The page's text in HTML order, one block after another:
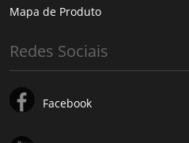
Mapa de Produto
Redes Sociais
Facebook